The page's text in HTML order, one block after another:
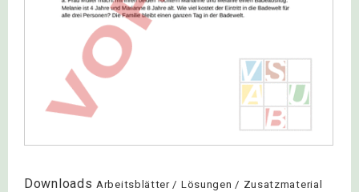
Downloads Arbeitsblätter / Lösungen / Zusatzmaterial